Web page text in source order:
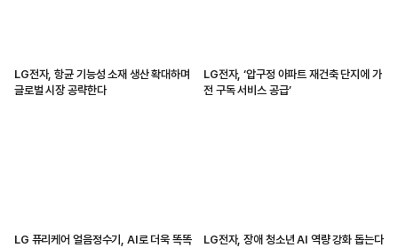
LG전자, 항균 기능성 소재 생산 확대하며
글로벌 시장 공략한다
LG전자, ‘압구정 아파트 재건축 단지에 가
전 구독 서비스 공급’
LG 퓨리케어 얼음정수기, AI로 더욱 똑똑
LG전자, 장애 청소년 AI 역량 강화 돕는다